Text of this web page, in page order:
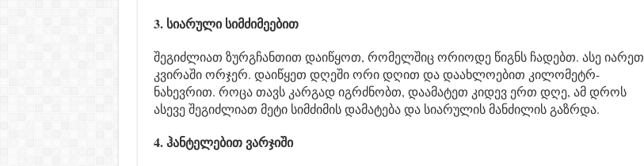
3. სიარული სიმძიმეებით
შეგიძლიათ ზურგჩანთით დაიწყოთ, რომელშიც ორიოდე წიგნს ჩადებთ. ასე იარეთ
კვირაში ორჯერ. დაიწყეთ დღეში ორი დღით და დაახლოებით კილომეტრ-
ნახევრით. როცა თავს კარგად იგრძნობთ, დაამატეთ კიდევ ერთ დღე, ამ დროს
ასევე შეგიძლიათ მეტი სიმძიმის დამატება და სიარულის მანძილის გაზრდა.
4. ჰანტელებით ვარჯიში